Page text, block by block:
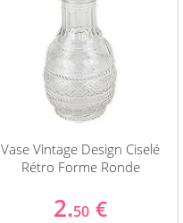
Vase Vintage Design Ciselé
Rétro Forme Ronde
2.50 €